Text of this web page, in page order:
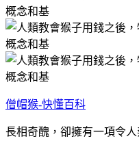
僧帽猴-快懂百科
長相奇醜，卻擁有一項令